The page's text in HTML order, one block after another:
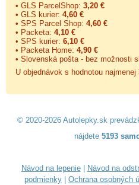
• GLS ParcelShop: 3,20 €
• GLS kurier: 4,60 €
• SPS Parcel Shop: 4,60 €
• Packeta: 4,10 €
• SPS kurier: 6,10 €
• Packeta Home: 4,90 €
• Slovenská pošta - bez možnosti
U objednávok s hodnotou najmenej
© 2020-2026 Autolepky.sk
nájdete 5193
Návod na lepenie| Návod na
podmienky
Ochrana osobných